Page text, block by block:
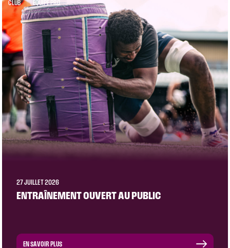
CLUB ÉQUIPE PRO
27 JUILLET 2026
ENTRAÎNEMENT OUVERT AU PUBLIC
EN SAVOIR PLUS